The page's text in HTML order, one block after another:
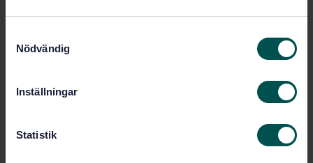
Nödvändig
Inställningar
Statistik
Lägg i varukorgen
Fler alternativ
Produktinformation